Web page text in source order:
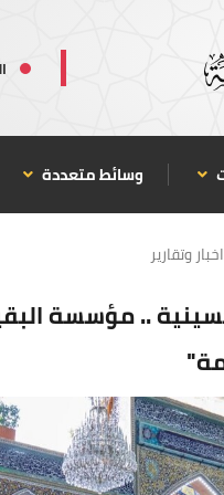
وسائط متعددة
اخبار وتقارير
.. مؤسسة